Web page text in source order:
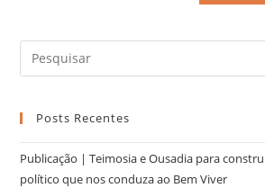
Posts Recentes
Publicação | Teimosia e Ousadia para
político que nos conduza ao Bem Viver